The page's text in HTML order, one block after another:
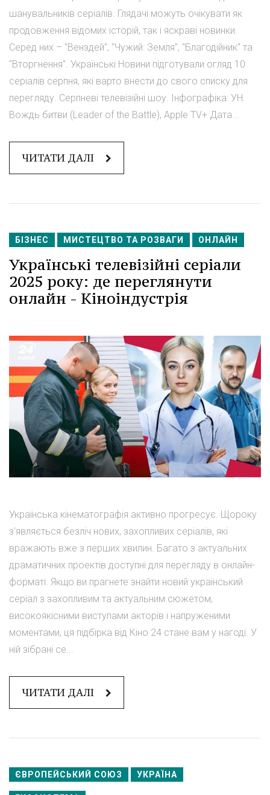
шанувальників серіалів. Глядачі можуть очікувати як
продовження відомих історій, так і яскраві новинки.
Серед них – "Венздей", "Чужий: Земля", "Благодійник" та
"Вторгнення". Українські Новини підготували огляд 10
серіалів серпня, які варто внести до свого списку для
перегляду. Серпневі телевізійні шоу. Інфографіка: УН.
Вождь битви (Leader of the Battle), Apple TV+ Дата...
ЧИТАТИ ДАЛІ
БІЗНЕС МИСТЕЦТВО ТА РОЗВАГИ ОНЛАЙН
Українські телевізійні серіали
2025 року: де переглянути
онлайн - Кіноіндустрія
Українська кінематографія активно прогресує. Щороку
з'являється безліч нових, захопливих серіалів, які
вражають вже з перших хвилин. Багато з актуальних
драматичних проектів доступні для перегляду в онлайн-
форматі. Якщо ви прагнете знайти новий український
серіал з захопливим та актуальним сюжетом,
високоякісними виступами акторів і напруженими
моментами, ця підбірка від Кіно 24 стане вам у нагоді. У
ній зібрані се...
ЧИТАТИ ДАЛІ
ЄВРОПЕЙСЬКИЙ СОЮЗ УКРАЇНА